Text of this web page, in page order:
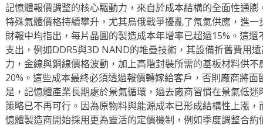
記憶體報價調整的核心驅動力，來自於成本結構的全面性通
特殊氣體價格持續攀升，尤其烏俄戰爭擾亂了氖氣供應，進
財報中均指出，每片晶圓的製造成本年增率已超過15%。這
支出，例如DDR5與3D NAND的堆疊技術，其設備折舊費用
力，金線與銅線價格波動，加上高階封裝所需的基板材料供
20%。這些成本最終必須透過報價轉嫁給客戶，否則廠商將
是，記憶體產業長期處於景氣循環，過去廠商習慣在景氣低
策略已不再可行。因為原物料與能源成本已形成結構性上漲
憶體製造商開始採用更為靈活的定價機制，例如季度調整合